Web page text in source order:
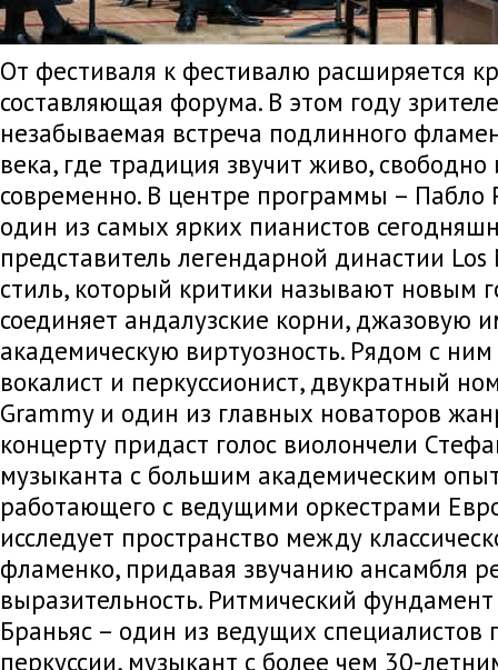
От фестиваля к фестивалю расширяется
составляющая форума. В этом году
незабываемая встреча подлинного
века, где традиция звучит живо,
современно. В центре программы – Пабло
один из самых ярких пианистов
представитель легендарной династии Los
стиль, который критики называют новым
соединяет андалузские корни, джазовую
академическую виртуозность. Рядом с
вокалист и перкуссионист, двукратный
Grammy и один из главных новаторов
концерту придаст голос виолончели
музыканта с большим академическим
работающего с ведущими оркестрами
исследует пространство между
фламенко, придавая звучанию ансамбля
выразительность. Ритмический
Браньяс – один из ведущих специалистов
перкуссии, музыкант с более чем 30-